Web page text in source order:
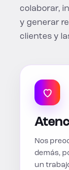
colaborar,
y generar
clientes y
Nos
demás,
un